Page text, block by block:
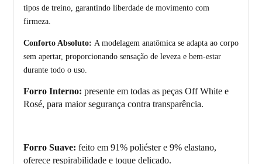
tipos de treino, garantindo liberdade de movimento com
firmeza.
Conforto Absoluto: A modelagem anatômica se adapta ao corpo
sem apertar, proporcionando sensação de leveza e bem-estar
durante todo o uso.
Forro Interno: presente em todas as peças Off White e
Rosé, para maior segurança contra transparência.
Forro Suave: feito em 91% poliéster e 9% elastano,
oferece respirabilidade e toque delicado.